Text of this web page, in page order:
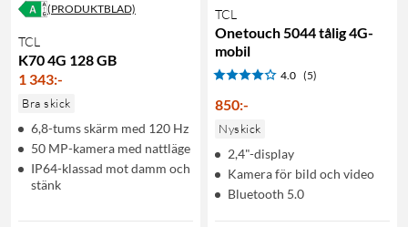
(PRODUKTBLAD)
TCL
K70 4G 128 GB
1 343:-
Bra skick
6,8-tums skärm med 120 Hz
50 MP-kamera med nattläge
IP64-klassad mot damm och
stänk
TCL
Onetouch 5044 tålig 4G-
mobil
4.0 (5)
850:-
Nyskick
2,4"-display
Kamera för bild och video
Bluetooth 5.0